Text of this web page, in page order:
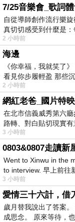
7/25音樂會_歌詞
自從導師創作流行樂
真切切感受到什麼是
2 小時前
海邊
《你幸福，我就笑了
看見你步履輕盈 那些
2 小時前
網紅老爸_國片特
在北市信義威秀第六
路轉、對白貼切現實
糊、
3 小時前
0803&0807走讀新
Went to Xinwu in the
to interview. 早上前往
3 小時前
愛情三十六計，借
歲月替我說出了答案
成思念。 原來等待，